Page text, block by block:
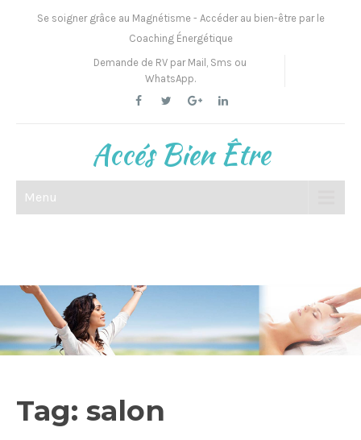
Se soigner grâce au Magnétisme - Accéder au bien-être par le
Coaching Énergétique
Demande de RV par Mail, Sms ou
WhatsApp.
Accés Bien Être
Menu
Tag: salon